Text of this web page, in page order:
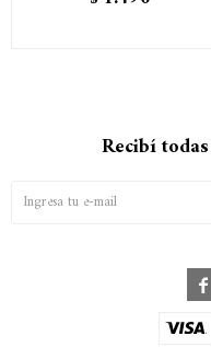
Recibí
